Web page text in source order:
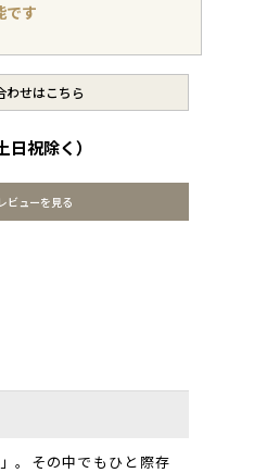
です
祝除く）
わせはこちら
レビューを見る
。その中でもひと際存